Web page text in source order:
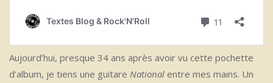
Aujourd’hui, presque 34 ans après avoir vu cette pochette
d’album, je tiens une guitare National entre mes mains. Un